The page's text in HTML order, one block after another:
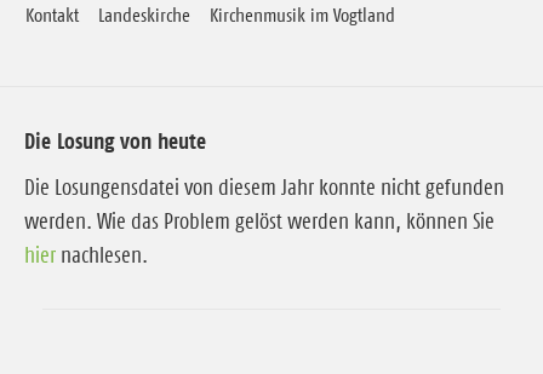
Kontakt Landeskirche Kirchenmusik im Vogtland
Die Losung von heute
Die Losungensdatei von diesem Jahr konnte nicht gefunden
werden. Wie das Problem gelöst werden kann, können Sie
hier nachlesen.